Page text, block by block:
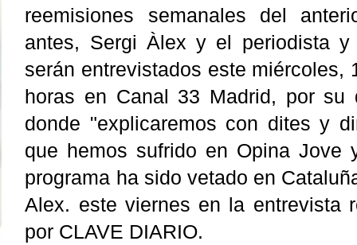
reemisiones semanales del
antes, Sergi Àlex y el periodista y
serán entrevistados este miércoles,
horas en Canal 33 Madrid, por su
donde "explicaremos con dites y
que hemos sufrido en Opina Jove
programa ha sido vetado en
Alex. este viernes en la entrevista
por CLAVE DIARIO.